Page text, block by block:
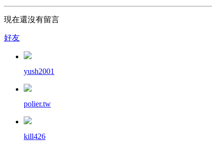
現在還沒有留言
好友
yush2001
polier.tw
kill426